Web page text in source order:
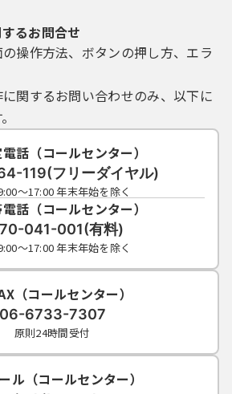
るお問合せ
操作方法、ボタンの押し方、エラ
関するお問い合わせのみ、以下に
話（コールセンター）
119(フリーダイヤル)
～17:00 年末年始を除く
話（コールセンター）
041-001(有料)
～17:00 年末年始を除く
（コールセンター）
06-6733-7307
原則24時間受付
ル（コールセンター）